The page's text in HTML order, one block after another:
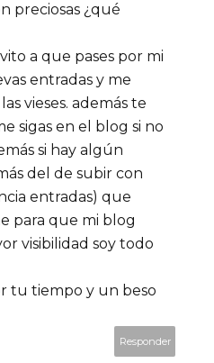
preciosas ¿qué
a que pases por mi
entradas y me
vieses. además te
sigas en el blog si no
si hay algún
del de subir con
entradas) que
para que mi blog
visibilidad soy todo
tu tiempo y un beso
Responder